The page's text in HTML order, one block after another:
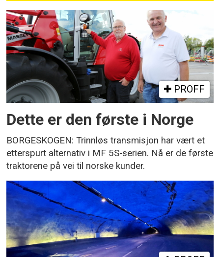
PROFF
Dette er den første i Norge
BORGESKOGEN: Trinnløs transmisjon har vært et
etterspurt alternativ i MF 5S-serien. Nå er de første
traktorene på vei til norske kunder.